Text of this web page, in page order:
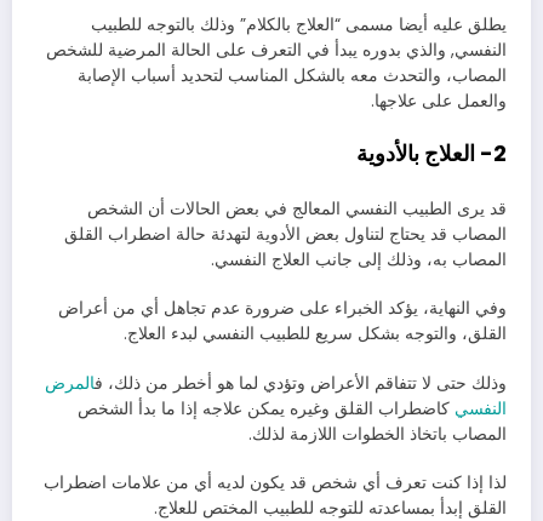
يطلق عليه أيضا مسمى “العلاج بالكلام” وذلك بالتوجه للطبيب
النفسي, والذي بدوره يبدأ في التعرف على الحالة المرضية للشخص
المصاب، والتحدث معه بالشكل المناسب لتحديد أسباب الإصابة
والعمل على علاجها.
2- العلاج بالأدوية
قد يرى الطبيب النفسي المعالج في بعض الحالات أن الشخص
المصاب قد يحتاج لتناول بعض الأدوية لتهدئة حالة اضطراب القلق
المصاب به، وذلك إلى جانب العلاج النفسي.
وفي النهاية، يؤكد الخبراء على ضرورة عدم تجاهل أي من أعراض
القلق، والتوجه بشكل سريع للطبيب النفسي لبدء العلاج.
وذلك حتى لا تتفاقم الأعراض وتؤدي لما هو أخطر من ذلك، فالمرض
النفسي كاضطراب القلق وغيره يمكن علاجه إذا ما بدأ الشخص
المصاب باتخاذ الخطوات اللازمة لذلك.
لذا إذا كنت تعرف أي شخص قد يكون لديه أي من علامات اضطراب
القلق إبدأ بمساعدته للتوجه للطبيب المختص للعلاج.